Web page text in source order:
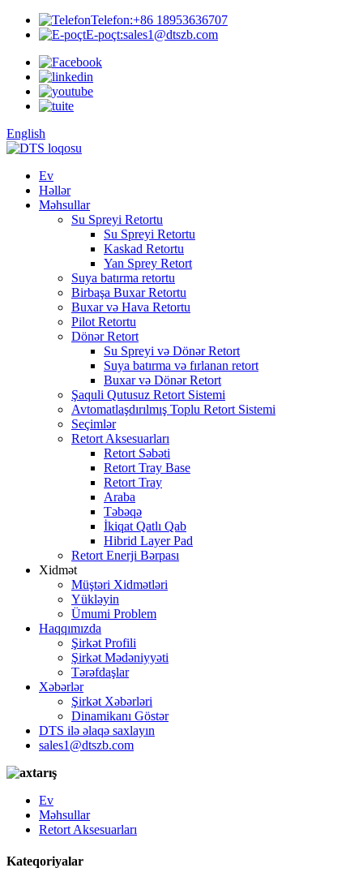
Telefon:+86 18953636707
E-poçt:sales1@dtszb.com
English
Ev
Həllər
Məhsullar
Su Spreyi Retortu
Su Spreyi Retortu
Kaskad Retortu
Yan Sprey Retort
Suya batırma retortu
Birbaşa Buxar Retortu
Buxar və Hava Retortu
Pilot Retortu
Dönər Retort
Su Spreyi və Dönər Retort
Suya batırma və fırlanan retort
Buxar və Dönər Retort
Şaquli Qutusuz Retort Sistemi
Avtomatlaşdırılmış Toplu Retort Sistemi
Seçimlər
Retort Aksesuarları
Retort Səbəti
Retort Tray Base
Retort Tray
Araba
Təbəqə
İkiqat Qatlı Qab
Hibrid Layer Pad
Retort Enerji Bərpası
Xidmət
Müştəri Xidmətləri
Yükləyin
Ümumi Problem
Haqqımızda
Şirkət Profili
Şirkət Mədəniyyəti
Tərəfdaşlar
Xəbərlər
Şirkət Xəbərləri
Dinamikanı Göstər
DTS ilə əlaqə saxlayın
sales1@dtszb.com
Ev
Məhsullar
Retort Aksesuarları
Kateqoriyalar